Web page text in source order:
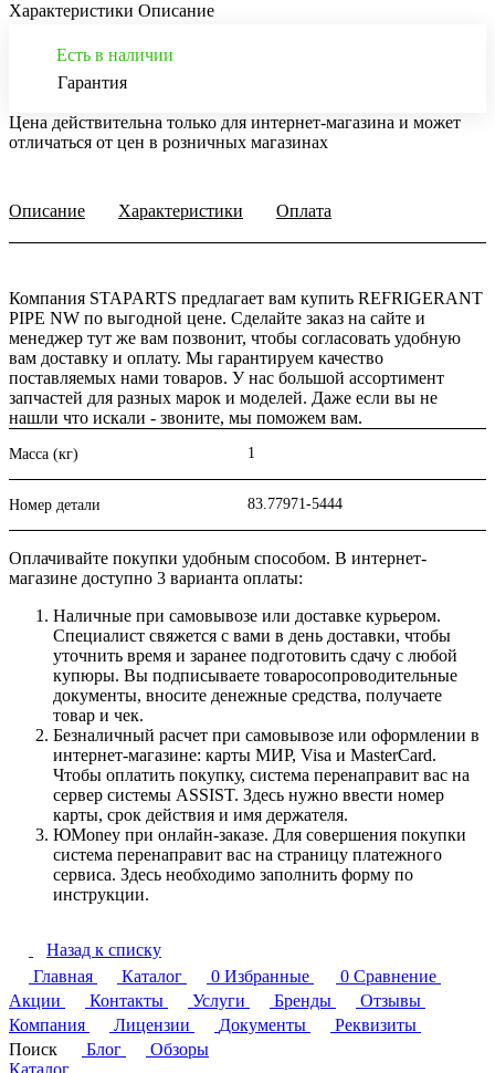
Характеристики Описание
Есть в наличии
Гарантия
Цена действительна только для интернет-магазина и может
отличаться от цен в розничных магазинах
Описание Характеристики Оплата
Компания STAPARTS предлагает вам купить REFRIGERANT
PIPE NW по выгодной цене. Сделайте заказ на сайте и
менеджер тут же вам позвонит, чтобы согласовать удобную
вам доставку и оплату. Мы гарантируем качество
поставляемых нами товаров. У нас большой ассортимент
запчастей для разных марок и моделей. Даже если вы не
нашли что искали - звоните, мы поможем вам.
Масса (кг) 1
Номер детали 83.77971-5444
Оплачивайте покупки удобным способом. В интернет-
магазине доступно 3 варианта оплаты:
Наличные при самовывозе или доставке курьером.
Специалист свяжется с вами в день доставки, чтобы
уточнить время и заранее подготовить сдачу с любой
купюры. Вы подписываете товаросопроводительные
документы, вносите денежные средства, получаете
товар и чек.
Безналичный расчет при самовывозе или оформлении в
интернет-магазине: карты МИР, Visa и MasterCard.
Чтобы оплатить покупку, система перенаправит вас на
сервер системы ASSIST. Здесь нужно ввести номер
карты, срок действия и имя держателя.
ЮMoney при онлайн-заказе. Для совершения покупки
система перенаправит вас на страницу платежного
сервиса. Здесь необходимо заполнить форму по
инструкции.
Назад к списку
Главная
Каталог 0 Избранные 0 Сравнение
Акции
Контакты Услуги Бренды
Отзывы
Компания
Лицензии Документы
Реквизиты
Поиск
Блог
Обзоры
Каталог